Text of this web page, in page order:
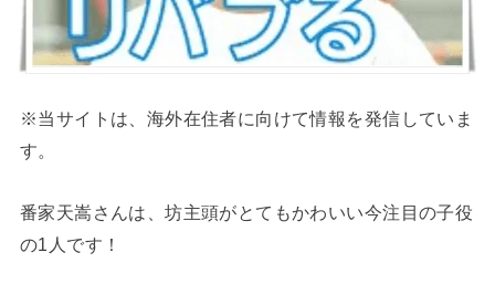
※当サイトは、海外在住者に向けて情報を発信していま
す。
番家天嵩さんは、坊主頭がとてもかわいい今注目の子役
の1人です！